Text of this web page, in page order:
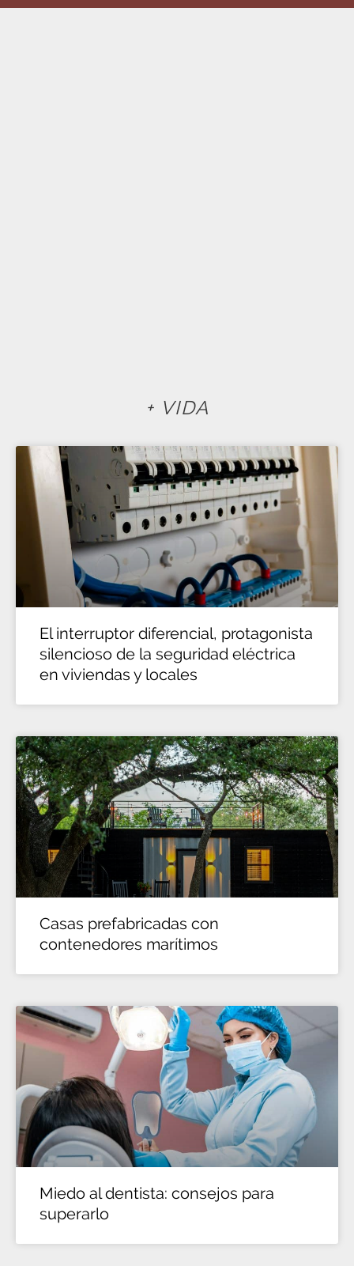
+ VIDA
El interruptor diferencial, protagonista
silencioso de la seguridad eléctrica
en viviendas y locales
Casas prefabricadas con
contenedores marítimos
Miedo al dentista: consejos para
superarlo